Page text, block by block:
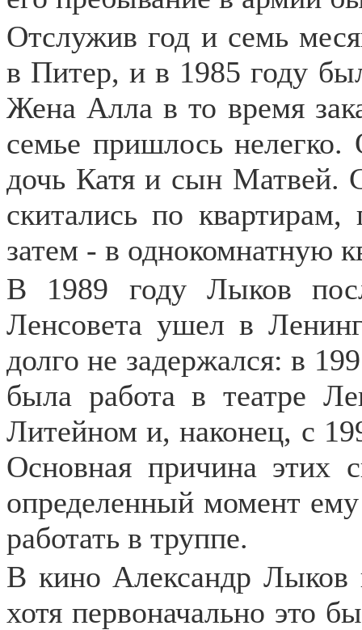
Отслужив год и семь
в Питер, и в 1985 году
Жена Алла в то время
семье пришлось
дочь Катя и сын Матвей.
скитались по
затем - в однокомнатную
В 1989 году Лыков
Ленсовета ушел в
долго не задержался: в
была работа в театре
Литейном и, наконец, с
Основная причина этих
определенный момент
работать в труппе.
В кино Александр Лыков
хотя первоначально это